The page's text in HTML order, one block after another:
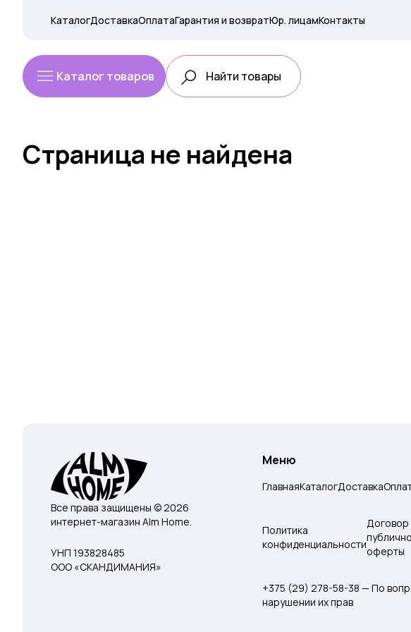
КаталогДоставкаОплатаГарантия и возвратЮр. лицамКонтакты
Каталог товаров
Страница не найдена
Все права защищены © 2026
интернет-магазин Alm Home.
УНП 193828485
ООО «СКАНДИМАНИЯ»
Меню
ГлавнаяКаталогДоставка
Политика
конфиденциальности
Договор
оферты
+375 (29) 278-58-38 — По
нарушении их прав